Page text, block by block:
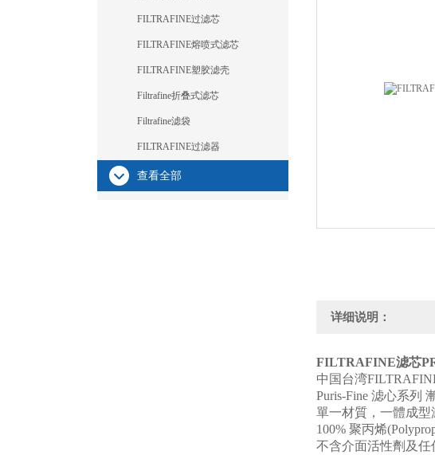
FILTRAFINE过滤芯
FILTRAFINE熔喷式滤芯
FILTRAFINE塑胶滤壳
Filtrafine折叠式滤芯
Filtrafine滤袋
FILTRAFINE过滤器
查看全部
详细说明：
FILTRAFINE滤芯
中国台湾
Puris-Fine 滤心系列
單一材質，一體成
100% 聚丙烯
不含介面活性劑及